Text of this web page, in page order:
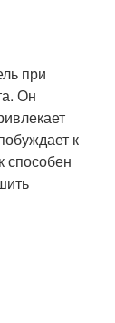
при
Он
к
способен